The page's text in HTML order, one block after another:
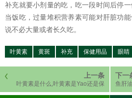
补充就要小剂量的吃，吃一段时间后停
当饭吃，过量堆积营养素可能对肝脏功
说不必大量或者长久吃。
叶黄素 黄斑 补充 保健用品 眼睛
上一条
叶黄素是什么,叶黄素是Yao还是保
下一
鱼肝